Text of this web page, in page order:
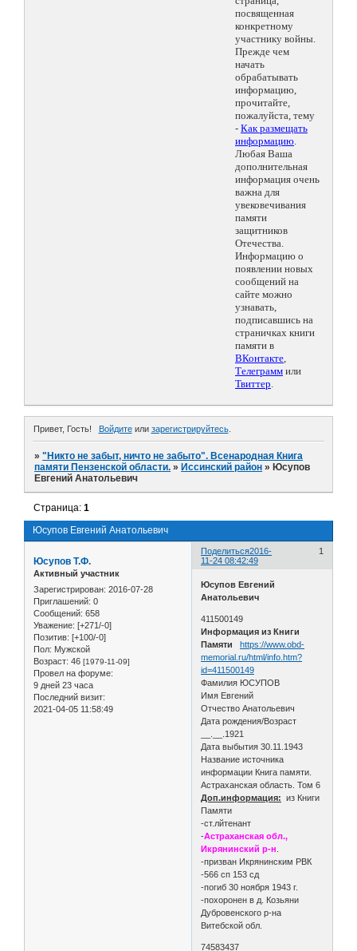
посвященная
конкретному
участнику войны.
Прежде чем
начать
обрабатывать
информацию,
прочитайте,
пожалуйста, тему
- Как размещать
информацию.
Любая Ваша
дополнительная
информация очень
важна для
увековечивания
памяти
защитников
Отечества.
Информацию о
появлении новых
сообщений на
сайте можно
узнавать,
подписавшись на
страничках книги
памяти в
ВКонтакте,
Телеграмм или
Твиттер.
Привет, Гость! Войдитеили зарегистрируйтесь.
»"Никто не забыт, ничто не забыто". Всенародная Книга
памяти Пензенской области. » Иссинский район » Юсупов
Евгений Анатольевич
Юсупов Евгений Анатольевич
Страница:1
Поделиться 1
2016-
11-24 08:42:49
Юсупов Т.Ф.
Активный участник
Зарегистрирован: 2016-07-28
Приглашений: 0
Сообщений: 658
Уважение: [+271/-0]
Позитив: [+100/-0]
Пол: Мужской
Возраст: 46 [1979-11-09]
Провел на форуме:
9 дней 23 часа
Последний визит:
2021-04-05 11:58:49
Юсупов Евгений
Анатольевич
411500149
Информация из Книги
Памяти
https://www.obd-
memorial.ru/html/info.htm?
id=411500149
Фамилия ЮСУПОВ
Имя Евгений
Отчество Анатольевич
Дата рождения/Возраст
__.__.1921
Дата выбытия 30.11.1943
Название источника
информации Книга памяти.
Астраханская область. Том 6
Доп.информация: из Книги
Памяти
-ст.лйтенант
-Астраханская обл.,
Икрянинский р-н
-призван Икрянинским РВК
-566 сп 153 сд
-погиб 30 ноября 1943 г.
-похоронен в д. Козьяни
Дубровенского р-на
Витебской обл.
74583437